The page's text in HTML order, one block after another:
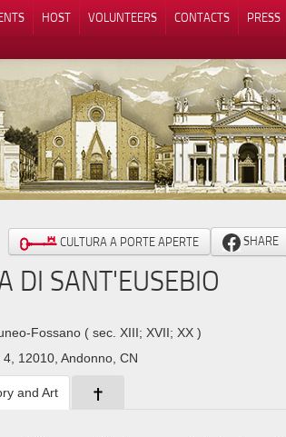
HOST VOLUNTEERS CONTACTS
PRESS
CULTURA A PORTE APERTE SHARE
DI SANT'EUSEBIO
Fossano ( sec. XIII; XVII; XX )
12010, Andonno, CN
and Art
Your Privacy Choices